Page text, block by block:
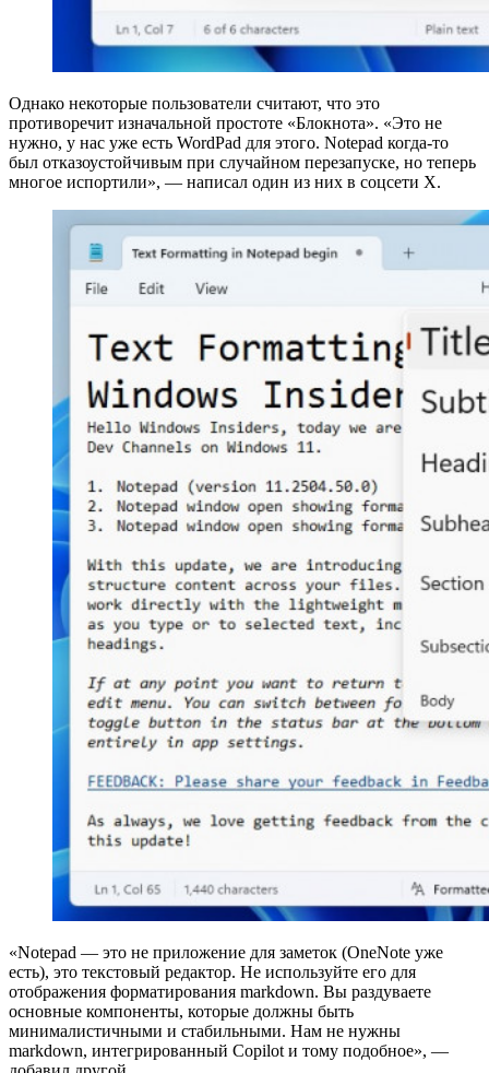
Однако некоторые пользователи считают, что это
противоречит изначальной простоте «Блокнота». «Это не
нужно, у нас уже есть WordPad для этого. Notepad когда-то
был отказоустойчивым при случайном перезапуске, но теперь
многое испортили», — написал один из них в соцсети X.
«Notepad — это не приложение для заметок (OneNote уже
есть), это текстовый редактор. Не используйте его для
отображения форматирования markdown. Вы раздуваете
основные компоненты, которые должны быть
минималистичными и стабильными. Нам не нужны
markdown, интегрированный Copilot и тому подобное», —